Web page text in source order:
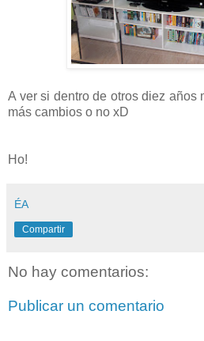
A ver si dentro de otros diez años
más cambios o no xD
Ho!
ÉA
Compartir
No hay comentarios:
Publicar un comentario